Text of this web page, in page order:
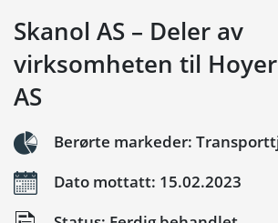
Skanol AS – Deler av
virksomheten til
AS
Berørte markeder:
Dato mottatt: 15.02.2023